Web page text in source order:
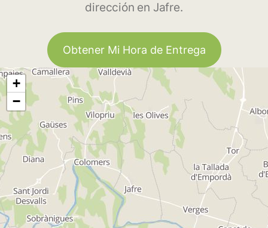
dirección en Jafre.
Obtener Mi Hora de Entrega
+
−